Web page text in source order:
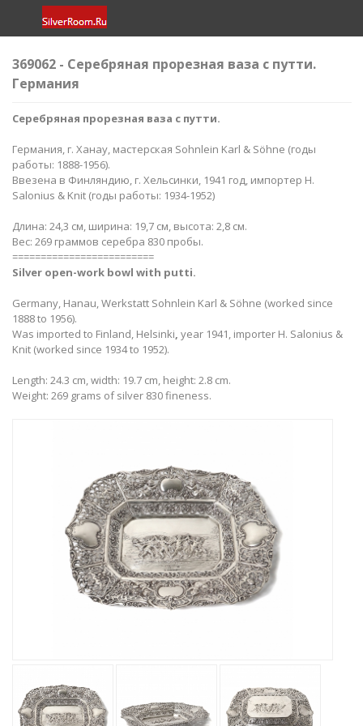
369062 - Серебряная прорезная ваза с путти.
Германия
Серебряная прорезная ваза с путти.
Германия, г. Ханау, мастерская Sohnlein Karl & Söhne (годы
работы: 1888-1956).
Ввезена в Финляндию, г. Хельсинки, 1941 год, импортер H.
Salonius & Knit (годы работы: 1934-1952)
Длина: 24,3 см, ширина: 19,7 см, высота: 2,8 см.
Вес: 269 граммов серебра 830 пробы.
=========================
Silver​ open-work bowl with putti.
Germany, Hanau, Werkstatt Sohnlein Karl & Söhne (worked since
1888 to 1956).
Was imported to Finland, Helsinki, year 1941, importer H. Salonius &
Knit (worked since 1934 to 1952).
Length: 24.3 cm, width: 19.7 cm, height: 2.8 cm.
Weight: 269 grams of silver 830 fineness.